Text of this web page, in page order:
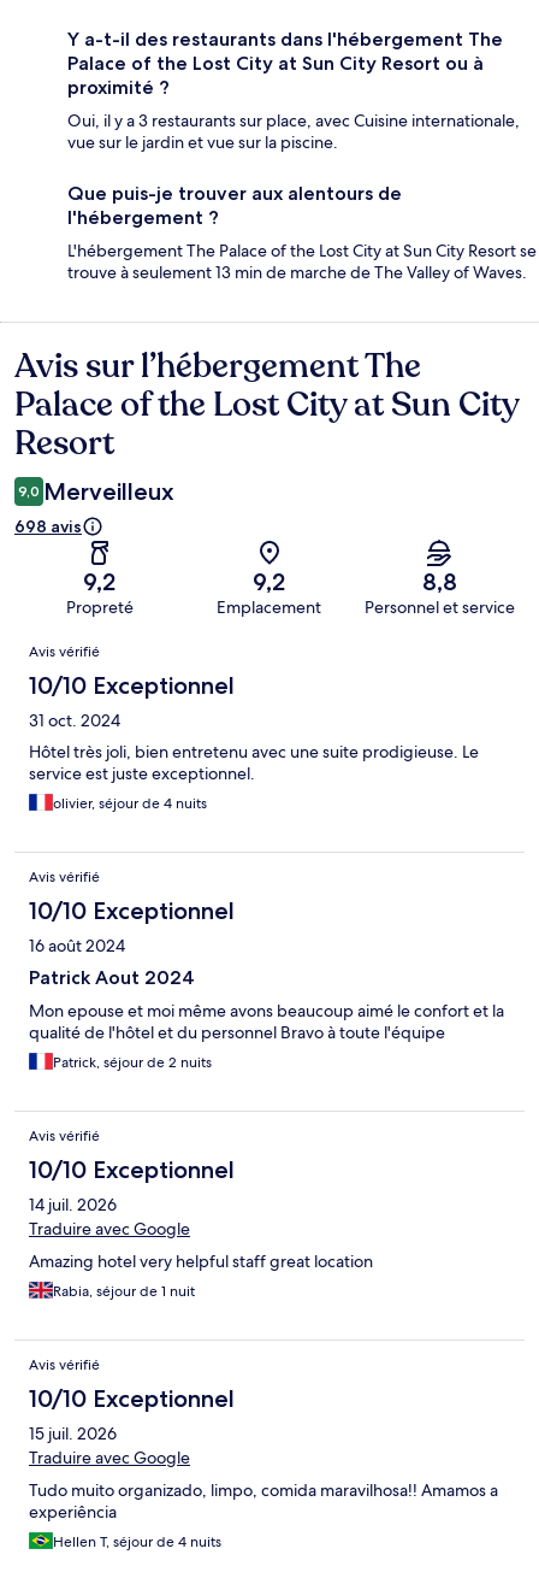
Y a-t-il des restaurants dans l'hébergement The
Palace of the Lost City at Sun City Resort ou à
proximité ?
Oui, il y a 3 restaurants sur place, avec Cuisine internationale,
vue sur le jardin et vue sur la piscine.
Que puis-je trouver aux alentours de
l'hébergement ?
L'hébergement The Palace of the Lost City at Sun City Resort se
trouve à seulement 13 min de marche de The Valley of Waves.
Avis
Avis sur l’hébergement The
Palace of the Lost City at Sun City
Resort
9,0 Merveilleux
698 avis
9,2
Propreté
9,2
Emplacement
8,8
Personnel et service
Avis
Avis vérifié
10/10 Exceptionnel
31 oct. 2024
Hôtel très joli, bien entretenu avec une suite prodigieuse. Le
service est juste exceptionnel.
olivier, séjour de 4 nuits
Avis vérifié
10/10 Exceptionnel
16 août 2024
Patrick Aout 2024
Mon epouse et moi même avons beaucoup aimé le confort et la
qualité de l'hôtel et du personnel Bravo à toute l'équipe
Patrick, séjour de 2 nuits
Avis vérifié
10/10 Exceptionnel
14 juil. 2026
Traduire avec Google
Amazing hotel very helpful staff great location
Rabia, séjour de 1 nuit
Avis vérifié
10/10 Exceptionnel
15 juil. 2026
Traduire avec Google
Tudo muito organizado, limpo, comida maravilhosa!! Amamos a
experiência
Hellen T, séjour de 4 nuits